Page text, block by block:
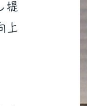
提
上